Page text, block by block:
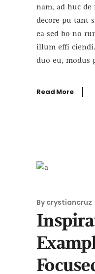
nam, ad huc
decore pu tant
ea sed bo no
illum effi
duo eu, modus
Read More
By crystiancruz